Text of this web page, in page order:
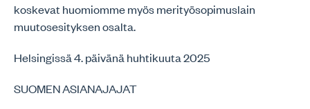
koskevat huomiomme myös merityösopimuslain
muutosesityksen osalta.
Helsingissä 4. päivänä huhtikuuta 2025
SUOMEN ASIANAJAJAT